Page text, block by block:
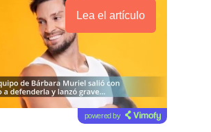
Lea el artículo
powered by